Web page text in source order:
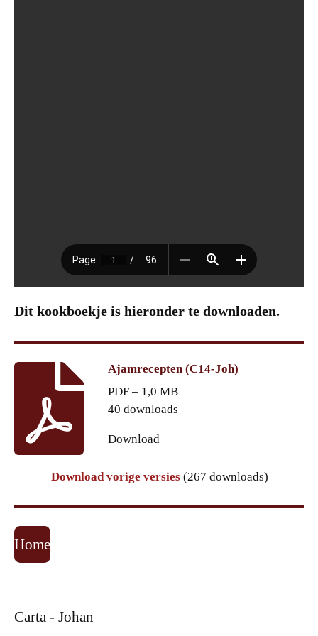
Dit kookboekje is hieronder te downloaden.
Ajamrecepten (C14-Joh)
PDF – 1,0 MB
40 downloads
Download
Download vorige versies (267 downloads)
Home
Carta - Johan